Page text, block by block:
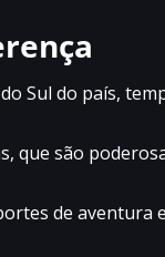
Sul do país,
que são
de aventura